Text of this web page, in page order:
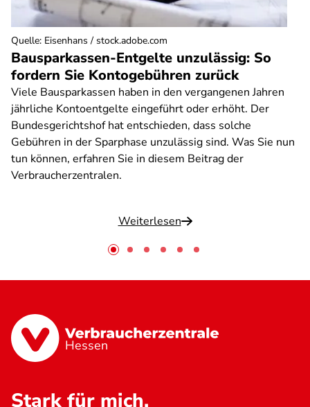
Bausparkassen-Entgelte unzulässig: So
fordern Sie Kontogebühren zurück
Viele Bausparkassen haben in den vergangenen Jahren
jährliche Kontoentgelte eingeführt oder erhöht. Der
Bundesgerichtshof hat entschieden, dass solche
Gebühren in der Sparphase unzulässig sind. Was Sie nun
tun können, erfahren Sie in diesem Beitrag der
Verbraucherzentralen.
Weiterlesen
Quelle: Eisenhans / stock.adobe.com
Hessen
Stark für mich.